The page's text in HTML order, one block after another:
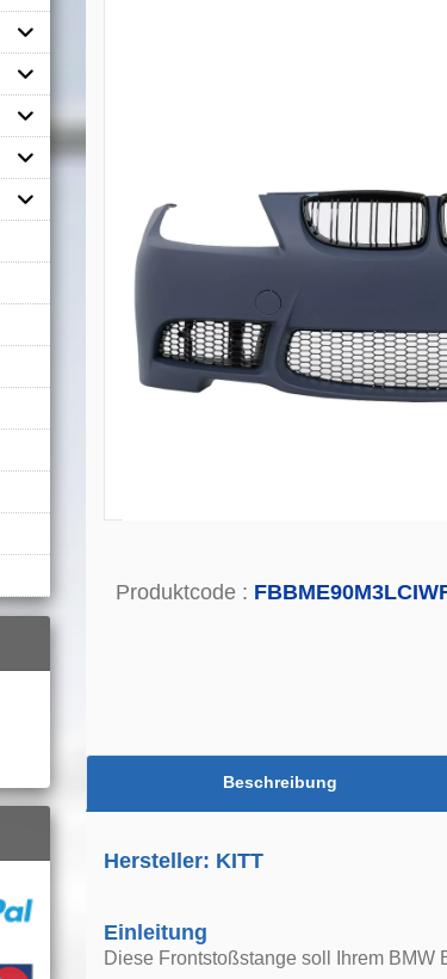
Produktcode :
Beschreibung
Hersteller: KITT
Einleitung
Diese Frontstoßstange soll Ihrem